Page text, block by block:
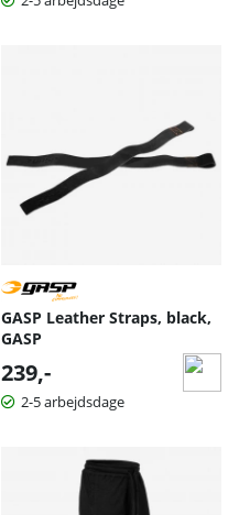
GASP Leather Straps, black,
GASP
239,-
2-5 arbejdsdage